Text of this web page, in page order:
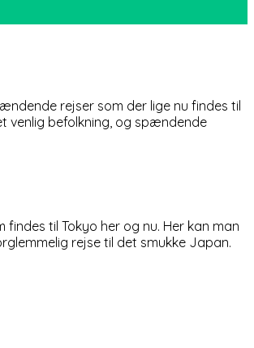
rejser som der lige nu findes til
venlig befolkning, og spændende
til Tokyo her og nu. Her kan man
rejse til det smukke Japan.